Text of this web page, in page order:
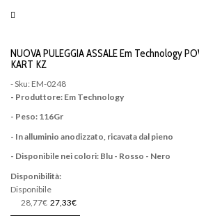
NUOVA PULEGGIA ASSALE Em Technology
KART KZ
- Sku: EM-0248
- Produttore: Em Technology
- Peso: 116Gr
- In alluminio anodizzato, ricavata dal pieno
- Disponibile nei colori: Blu - Rosso - Nero
Disponibilità:
Disponibile
28,77€ 27,33€